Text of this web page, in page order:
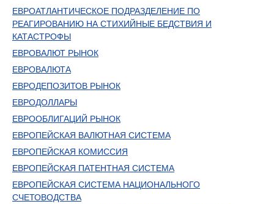
ЕВРОАТЛАНТИЧЕСКОЕ ПОДРАЗДЕЛЕНИЕ ПО
РЕАГИРОВАНИЮ НА СТИХИЙНЫЕ БЕДСТВИЯ И
КАТАСТРОФЫ
ЕВРОВАЛЮТ РЫНОК
ЕВРОВАЛЮТА
ЕВРОДЕПОЗИТОВ РЫНОК
ЕВРОДОЛЛАРЫ
ЕВРООБЛИГАЦИЙ РЫНОК
ЕВРОПЕЙСКАЯ ВАЛЮТНАЯ СИСТЕМА
ЕВРОПЕЙСКАЯ КОМИССИЯ
ЕВРОПЕЙСКАЯ ПАТЕНТНАЯ СИСТЕМА
ЕВРОПЕЙСКАЯ СИСТЕМА НАЦИОНАЛЬНОГО
СЧЕТОВОДСТВА